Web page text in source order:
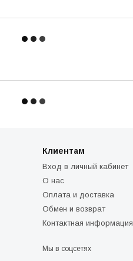
Клиентам
Вход в личный кабинет
О нас
Оплата и доставка
Обмен и возврат
Контактная информация
Мы в соцсетях